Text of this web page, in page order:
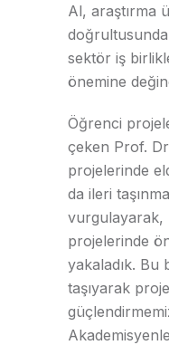
Al, araştırma
sektör iş
önemine
Öğrenci
çeken Prof.
projelerinde
da ileri
vurgulayarak,
projelerinde
yakaladık. Bu
taşıyarak